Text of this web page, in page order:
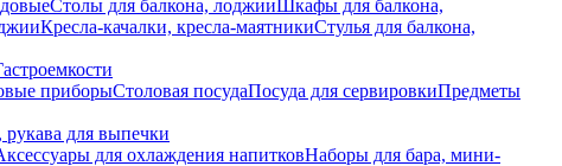
Столы для балкона, лоджииШкафы для балкона,
Кресла-качалки, кресла-маятникиСтулья для балкона,
приборыСтоловая посудаПосуда для сервировкиПредметы
рукава для выпечки
для охлаждения напитковНаборы для бара, мини-